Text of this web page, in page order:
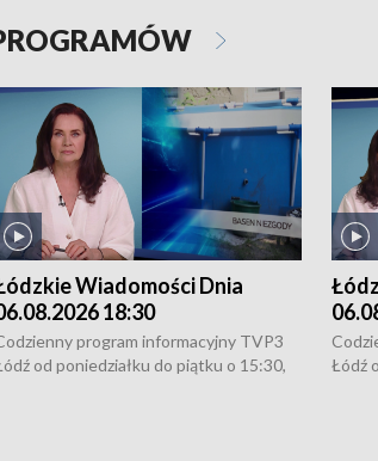
Wiadomości Dnia
18:30
program informacyjny TVP3
od poniedziałku do piątku o 15:30,
Łódź